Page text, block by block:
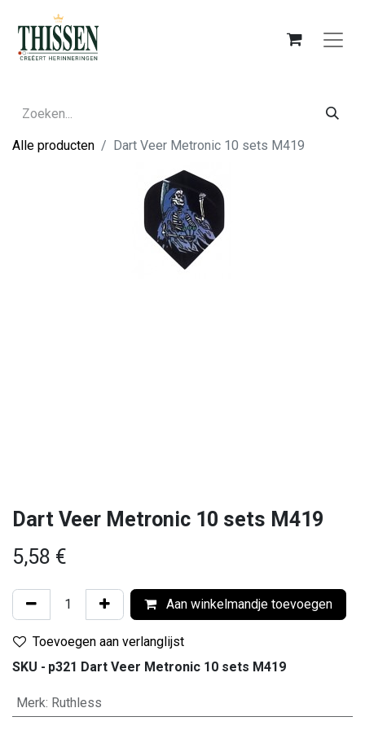
Alle producten Dart Veer Metronic 10 sets M419
Dart Veer Metronic 10 sets M419
5,58 €
Aan winkelmandje toevoegen
Toevoegen aan verlanglijst
SKU - p321 Dart Veer Metronic 10 sets M419
Merk: Ruthless